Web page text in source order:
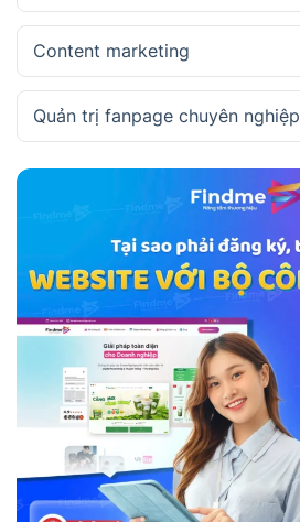
Content marketing
Quản trị fanpage chuyên nghiệp